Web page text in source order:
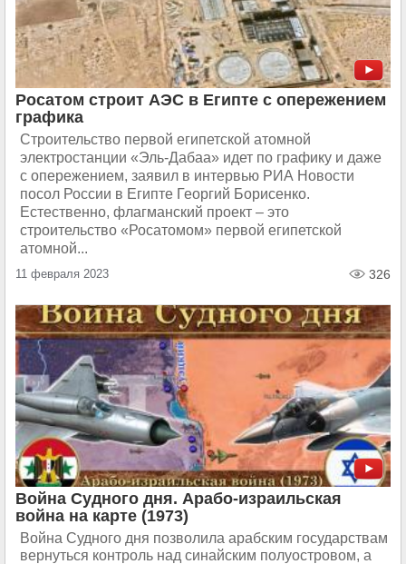
Росатом строит АЭС в Египте с опережением
графика
Строительство первой египетской атомной
электростанции «Эль-Дабаа» идет по графику и даже
с опережением, заявил в интервью РИА Новости
посол России в Египте Георгий Борисенко.
Естественно, флагманский проект – это
строительство «Росатомом» первой египетской
атомной...
11 февраля 2023 326
Война Судного дня. Арабо-израильская
война на карте (1973)
Война Судного дня позволила арабским государствам
вернуться контроль над синайским полуостровом, а